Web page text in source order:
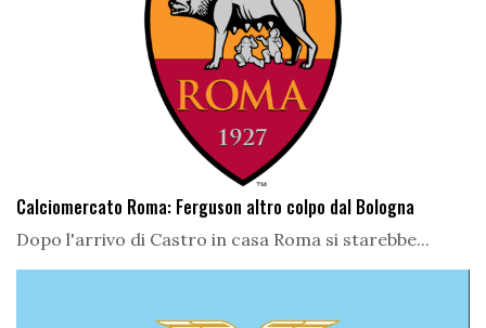
Calciomercato Roma: Ferguson altro colpo dal Bologna
Dopo l'arrivo di Castro in casa Roma si starebbe...